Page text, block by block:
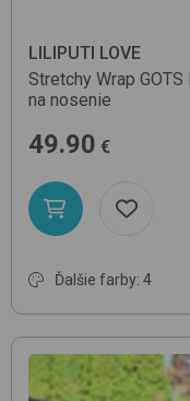
LILIPUTI LOVE
Stretchy Wrap GOTS
na nosenie
49.90 €
Ďalšie farby: 4